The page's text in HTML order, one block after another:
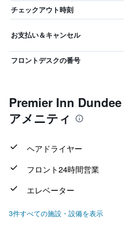
チェックアウト時刻
お支払い＆キャンセル
フロントデスクの番号
Premier Inn Dundee
アメニティ
ヘアドライヤー
フロント24時間営業
エレベーター
3件すべての施設・設備を表示